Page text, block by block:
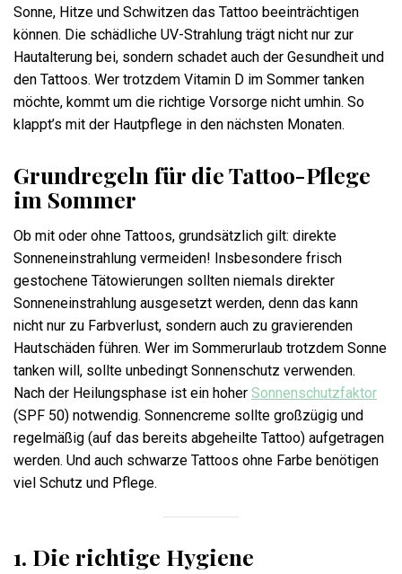
Sonne, Hitze und Schwitzen das Tattoo beeinträchtigen
können. Die schädliche UV-Strahlung trägt nicht nur zur
Hautalterung bei, sondern schadet auch der Gesundheit und
den Tattoos. Wer trotzdem Vitamin D im Sommer tanken
möchte, kommt um die richtige Vorsorge nicht umhin. So
klappt’s mit der Hautpflege in den nächsten Monaten.
Grundregeln für die Tattoo-Pflege
im Sommer
Ob mit oder ohne Tattoos, grundsätzlich gilt: direkte
Sonneneinstrahlung vermeiden! Insbesondere frisch
gestochene Tätowierungen sollten niemals direkter
Sonneneinstrahlung ausgesetzt werden, denn das kann
nicht nur zu Farbverlust, sondern auch zu gravierenden
Hautschäden führen. Wer im Sommerurlaub trotzdem Sonne
tanken will, sollte unbedingt Sonnenschutz verwenden.
Nach der Heilungsphase ist ein hoher Sonnenschutzfaktor
(SPF 50) notwendig. Sonnencreme sollte großzügig und
regelmäßig (auf das bereits abgeheilte Tattoo) aufgetragen
werden. Und auch schwarze Tattoos ohne Farbe benötigen
viel Schutz und Pflege.
1. Die richtige Hygiene